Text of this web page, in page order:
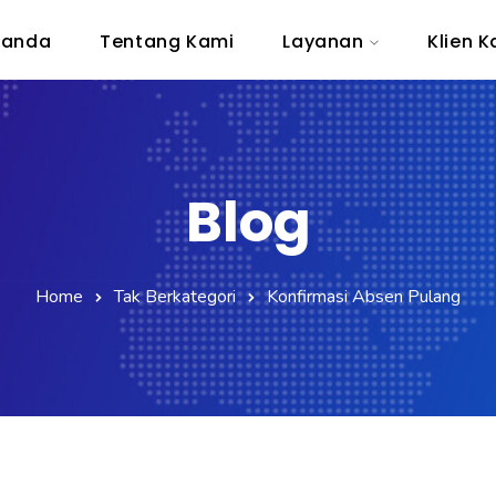
Tentang Kami Layanan Klien
Blog
Home Tak Berkategori Konfirmasi Absen Pulang